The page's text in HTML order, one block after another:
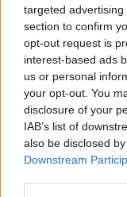
targeted
section to confirm
opt-out request is
interest-based ads
us or personal
your opt-out. You
disclosure of your
IAB’s list of
also be disclosed
Downstream
- A nagyüzem
dolog, az biztos.
kitanulhatta a
fenekét szerették
bukik, és nem
családomban
most ez rám
kell tanulnom.